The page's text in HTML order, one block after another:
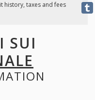
history, taxes and fees
SUI